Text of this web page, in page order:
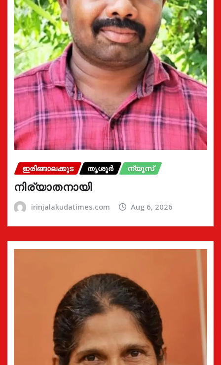
ഇരിങ്ങാലക്കുട തൃശൂർ ന്യൂസ്
നിര്യാതനായി
irinjalakudatimes.com Aug 6, 2026